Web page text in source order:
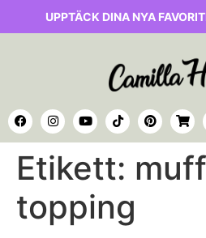
UPPTÄCK DINA NYA
Etikett:
topping